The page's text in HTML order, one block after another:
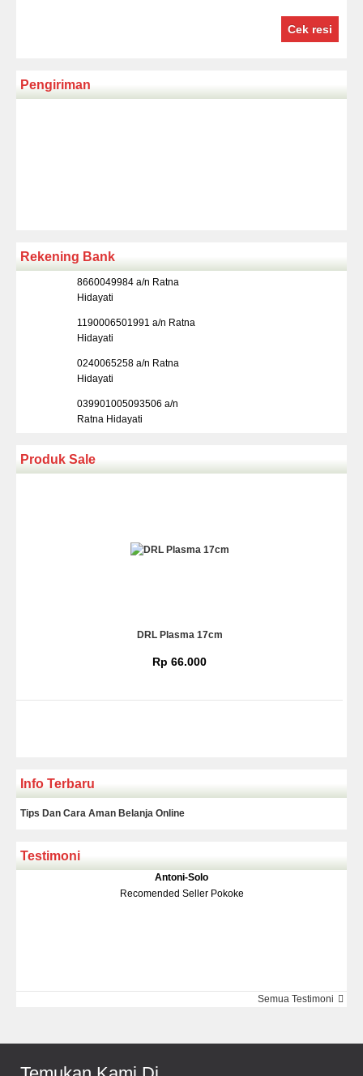
Cek resi
Pengiriman
Rekening Bank
8660049984 a/n Ratna
Hidayati
1190006501991 a/n Ratna
Hidayati
0240065258 a/n Ratna
Hidayati
039901005093506 a/n
Ratna Hidayati
Produk Sale
DRL Plasma 17cm
Rp 66.000
Rp 139.000150.000
Info Terbaru
Tips Dan Cara Aman Belanja Online
Testimoni
Antoni-Solo
Recomended Seller Pokoke
Semua Testimoni